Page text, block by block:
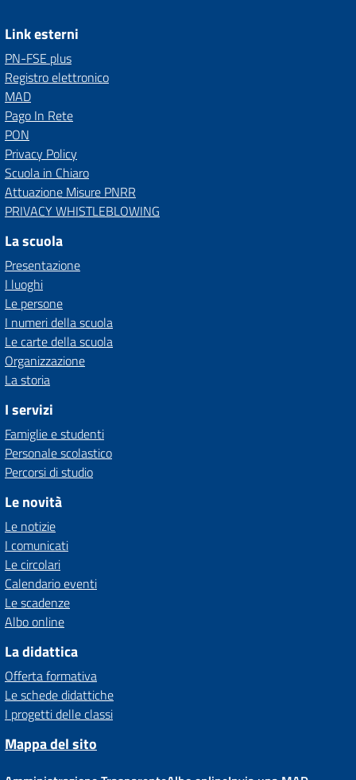
Link esterni
PN-FSE plus
Registro elettronico
MAD
Pago In Rete
PON
Privacy Policy
Scuola in Chiaro
Attuazione Misure PNRR
PRIVACY WHISTLEBLOWING
La scuola
Presentazione
I luoghi
Le persone
I numeri della scuola
Le carte della scuola
Organizzazione
La storia
I servizi
Famiglie e studenti
Personale scolastico
Percorsi di studio
Le novità
Le notizie
I comunicati
Le circolari
Calendario eventi
Le scadenze
Albo online
La didattica
Offerta formativa
Le schede didattiche
I progetti delle classi
Mappa del sito